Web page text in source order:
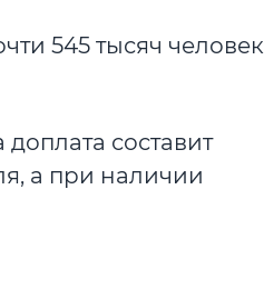
545 тысяч человек
доплата составит
а при наличии